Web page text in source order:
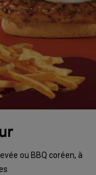
ou BBQ coréen, à